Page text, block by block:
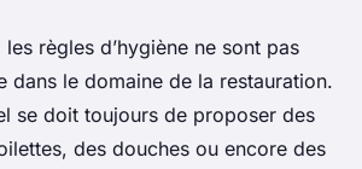
les règles d’hygiène ne sont pas
dans le domaine de la restauration.
se doit toujours de proposer des
des douches ou encore des